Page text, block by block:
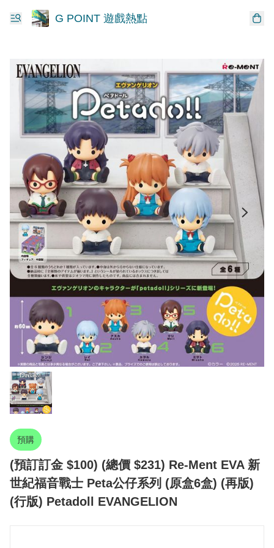
G POINT 遊戲熱點
預購
(預訂訂金 $100) (總價 $231) Re-Ment EVA 新
世紀福音戰士 Peta公仔系列 (原盒6盒) (再版)
(行版) Petadoll EVANGELION